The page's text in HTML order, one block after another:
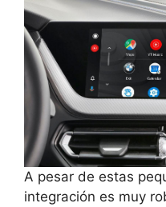
A pesar de estas
integración es muy